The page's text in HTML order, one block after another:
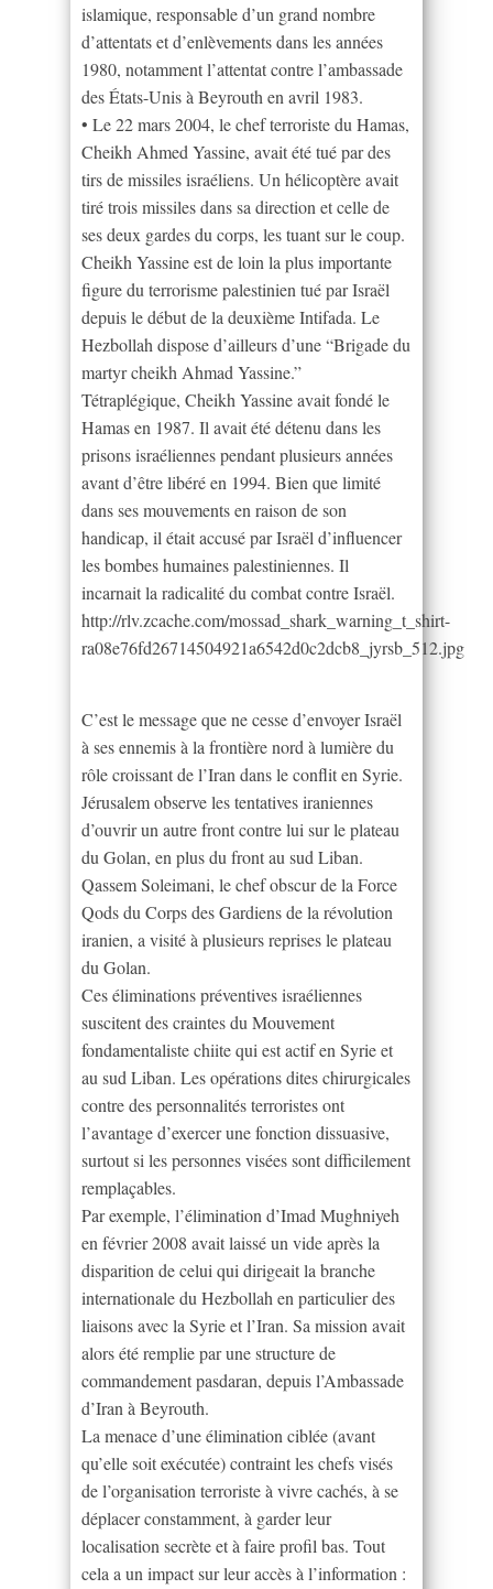
islamique, responsable d’un grand nombre
d’attentats et d’enlèvements dans les années
1980, notamment l’attentat contre l’ambassade
des États-Unis à Beyrouth en avril 1983.
• Le 22 mars 2004, le chef terroriste du Hamas,
Cheikh Ahmed Yassine, avait été tué par des
tirs de missiles israéliens. Un hélicoptère avait
tiré trois missiles dans sa direction et celle de
ses deux gardes du corps, les tuant sur le coup.
Cheikh Yassine est de loin la plus importante
figure du terrorisme palestinien tué par Israël
depuis le début de la deuxième Intifada. Le
Hezbollah dispose d’ailleurs d’une “Brigade du
martyr cheikh Ahmad Yassine.”
Tétraplégique, Cheikh Yassine avait fondé le
Hamas en 1987. Il avait été détenu dans les
prisons israéliennes pendant plusieurs années
avant d’être libéré en 1994. Bien que limité
dans ses mouvements en raison de son
handicap, il était accusé par Israël d’influencer
les bombes humaines palestiniennes. Il
incarnait la radicalité du combat contre Israël.
http://rlv.zcache.com/mossad_shark_warning_t_shirt-
ra08e76fd26714504921a6542d0c2dcb8_jyrsb_512.jpg
C’est le message que ne cesse d’envoyer Israël
à ses ennemis à la frontière nord à lumière du
rôle croissant de l’Iran dans le conflit en Syrie.
Jérusalem observe les tentatives iraniennes
d’ouvrir un autre front contre lui sur le plateau
du Golan, en plus du front au sud Liban.
Qassem Soleimani, le chef obscur de la Force
Qods du Corps des Gardiens de la révolution
iranien, a visité à plusieurs reprises le plateau
du Golan.
Ces éliminations préventives israéliennes
suscitent des craintes du Mouvement
fondamentaliste chiite qui est actif en Syrie et
au sud Liban. Les opérations dites chirurgicales
contre des personnalités terroristes ont
l’avantage d’exercer une fonction dissuasive,
surtout si les personnes visées sont difficilement
remplaçables.
Par exemple, l’élimination d’Imad Mughniyeh
en février 2008 avait laissé un vide après la
disparition de celui qui dirigeait la branche
internationale du Hezbollah en particulier des
liaisons avec la Syrie et l’Iran. Sa mission avait
alors été remplie par une structure de
commandement pasdaran, depuis l’Ambassade
d’Iran à Beyrouth.
La menace d’une élimination ciblée (avant
qu’elle soit exécutée) contraint les chefs visés
de l’organisation terroriste à vivre cachés, à se
déplacer constamment, à garder leur
localisation secrète et à faire profil bas. Tout
cela a un impact sur leur accès à l’information :